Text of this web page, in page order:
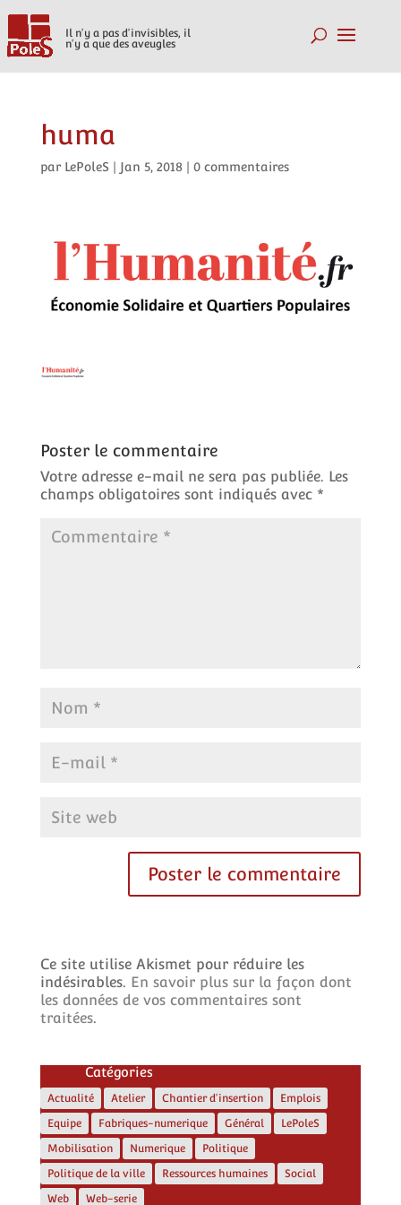
Il n'y a pas d'invisibles, il
n'y a que des aveugles
huma
par LePoleS Jan 5, 2018 0 commentaires
Poster le commentaire
Votre adresse e-mail ne sera pas publiée. Les
champs obligatoires sont indiqués avec *
Ce site utilise Akismet pour réduire les
indésirables. En savoir plus sur la façon dont
les données de vos commentaires sont
traitées.
Catégories
Actualité Atelier Chantier d'insertion
Emplois
Equipe
Fabriques-numerique Général
LePoleS
Mobilisation
Numerique
Politique
Politique de la ville
Ressources humaines
Social
Web
Web-serie